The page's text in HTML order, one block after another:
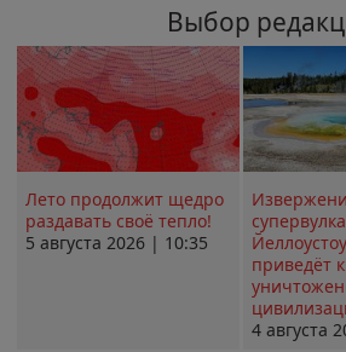
Выбор
Лето продолжит щедро
раздавать своё тепло!
5 августа 2026 | 10:35
приведёт к
4 августа